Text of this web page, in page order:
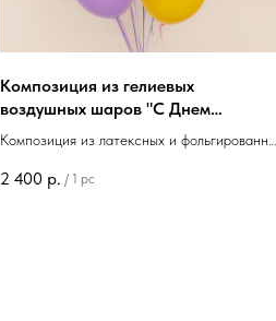
Композиция из гелиевых
воздушных шаров "С Днем
Рождения Смайлы"
Композиция из латексных и фольгированных
2 400 р. / 1 pc